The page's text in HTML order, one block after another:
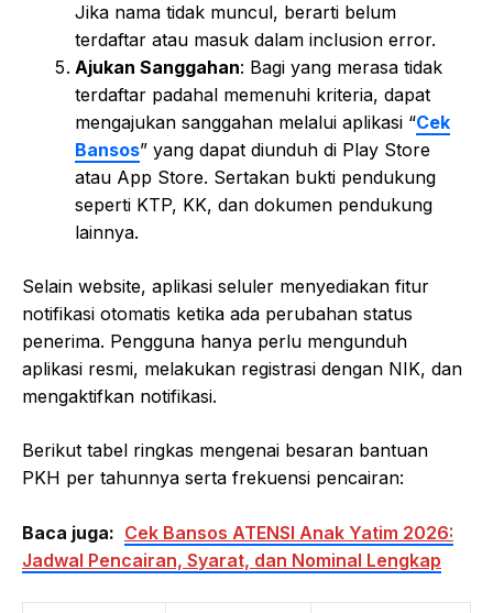
Jika nama tidak muncul, berarti belum
terdaftar atau masuk dalam inclusion error.
Ajukan Sanggahan: Bagi yang merasa tidak
terdaftar padahal memenuhi kriteria, dapat
mengajukan sanggahan melalui aplikasi “Cek
Bansos” yang dapat diunduh di Play Store
atau App Store. Sertakan bukti pendukung
seperti KTP, KK, dan dokumen pendukung
lainnya.
Selain website, aplikasi seluler menyediakan fitur
notifikasi otomatis ketika ada perubahan status
penerima. Pengguna hanya perlu mengunduh
aplikasi resmi, melakukan registrasi dengan NIK, dan
mengaktifkan notifikasi.
Berikut tabel ringkas mengenai besaran bantuan
PKH per tahunnya serta frekuensi pencairan:
Baca juga: Cek Bansos ATENSI Anak Yatim 2026:
Jadwal Pencairan, Syarat, dan Nominal Lengkap